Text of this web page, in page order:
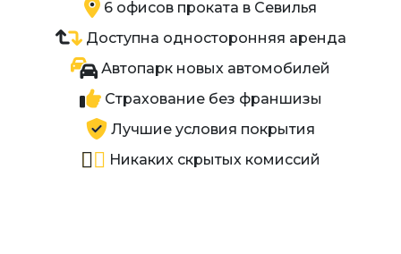
6 офисов проката в Севилья
Доступна односторонняя аренда
Автопарк новых автомобилей
Страхование без франшизы
Лучшие условия покрытия
Никаких скрытых комиссий